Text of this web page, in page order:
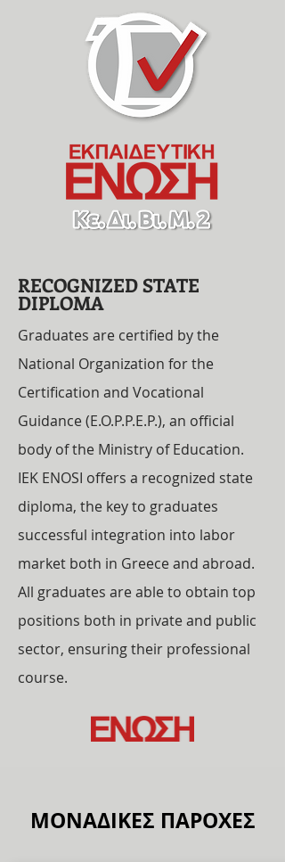
RECOGNIZED STATE
DIPLOMA
Graduates are certified by the
National Organization for the
Certification and Vocational
Guidance (E.O.P.P.E.P.), an official
body of the Ministry of Education.
IEK ENOSI offers a recognized state
diploma, the key to graduates
successful integration into labor
market both in Greece and abroad.
All graduates are able to obtain top
positions both in private and public
sector, ensuring their professional
course.
ΜΟΝΑΔΙΚΕΣ ΠΑΡΟΧΕΣ